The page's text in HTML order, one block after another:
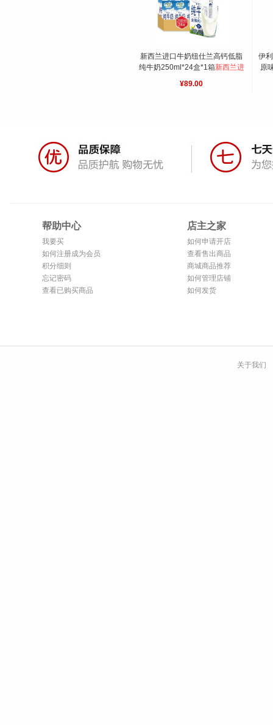
新西兰进口牛奶纽仕兰高钙低脂
纯牛奶250ml*24盒*1箱新西兰进
¥89.00
伊
原
帮助中心
我要买
如何注册成为会员
积分细则
忘记密码
查看已购买商品
店主之家
如何申请开店
查看售出商品
商城商品推荐
如何管理店铺
如何发货
关于我们